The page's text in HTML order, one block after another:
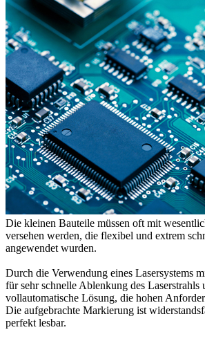
Die kleinen Bauteile müssen oft mit
versehen werden, die flexibel und extrem
angewendet wurden.
Durch die Verwendung eines Lasersystems
für sehr schnelle Ablenkung des Laserstrahls
vollautomatische Lösung, die hohen
Die aufgebrachte Markierung ist
perfekt lesbar.